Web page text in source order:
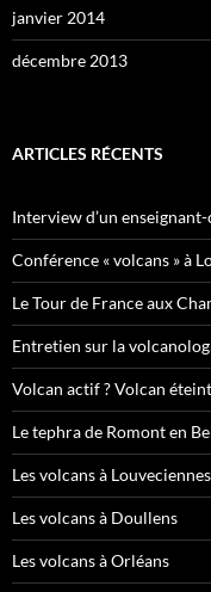
janvier 2014
décembre 2013
ARTICLES RÉCENTS
Interview d’un
Conférence « volcans » à
Le Tour de France aux
Entretien sur la
Volcan actif ? Volcan
Le tephra de Romont en
Les volcans à Louveciennes
Les volcans à Doullens
Les volcans à Orléans